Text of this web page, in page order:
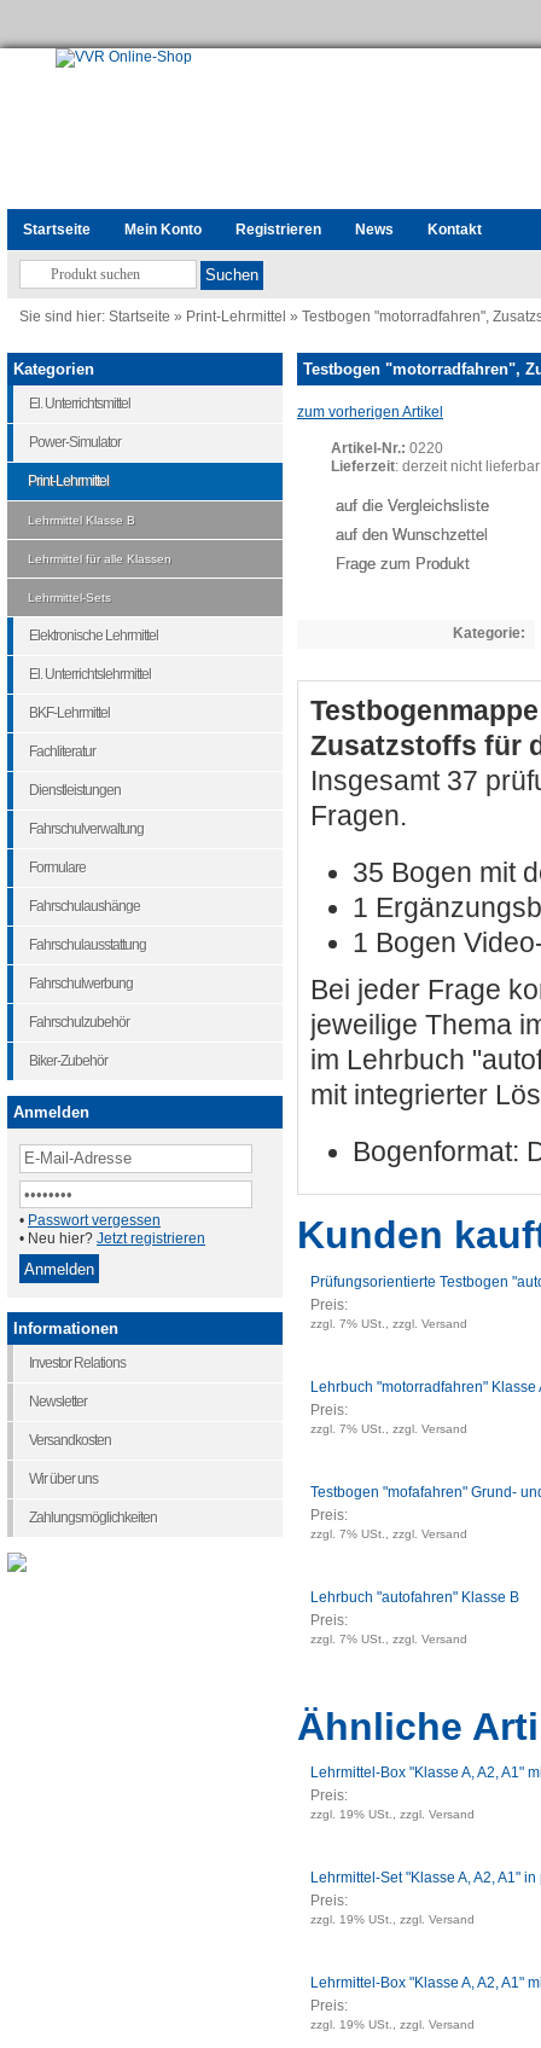
Startseite Mein Konto Registrieren News Kontakt
Sie sind hier: Startseite » Print-Lehrmittel » Testbogen "motorradfahren",
Testbogen "motorradfahren",
zum vorherigen Artikel
Artikel-Nr.: 0220
Lieferzeit: derzeit nicht lieferbar
auf die Vergleichsliste
auf den Wunschzettel
Frage zum Produkt
Kategorie:
Zusatzstoffs für
Insgesamt 37
Fragen.
35 Bogen mit
1
1 Bogen
Bei jeder Frage
jeweilige Thema
im Lehrbuch
mit integrierter
Bogenformat:
Kunden
Prüfungsorientierte Testbogen
Preis:
zzgl. 7% USt., zzgl. Versand
Lehrbuch "motorradfahren" Klasse
Preis:
zzgl. 7% USt., zzgl. Versand
Testbogen "mofafahren" Grund-
Preis:
zzgl. 7% USt., zzgl. Versand
Lehrbuch "autofahren" Klasse B
Preis:
zzgl. 7% USt., zzgl. Versand
Ähnliche
Lehrmittel-Box "Klasse A, A2, A1"
Preis:
zzgl. 19% USt., zzgl. Versand
Lehrmittel-Set "Klasse A, A2, A1"
Preis:
zzgl. 19% USt., zzgl. Versand
Lehrmittel-Box "Klasse A, A2, A1"
Preis:
zzgl. 19% USt., zzgl. Versand
Kategorien
El. Unterrichtsmittel
Power-Simulator
Print-Lehrmittel
Lehrmittel Klasse B
Lehrmittel für alle Klassen
Lehrmittel-Sets
Elektronische Lehrmittel
El. Unterrichtslehrmittel
BKF-Lehrmittel
Fachliteratur
Dienstleistungen
Fahrschulverwaltung
Formulare
Fahrschulaushänge
Fahrschulausstattung
Fahrschulwerbung
Fahrschulzubehör
Biker-Zubehör
Anmelden
• Passwort vergessen
• Neu hier? Jetzt registrieren
Informationen
Investor Relations
Newsletter
Versandkosten
Wir über uns
Zahlungsmöglichkeiten